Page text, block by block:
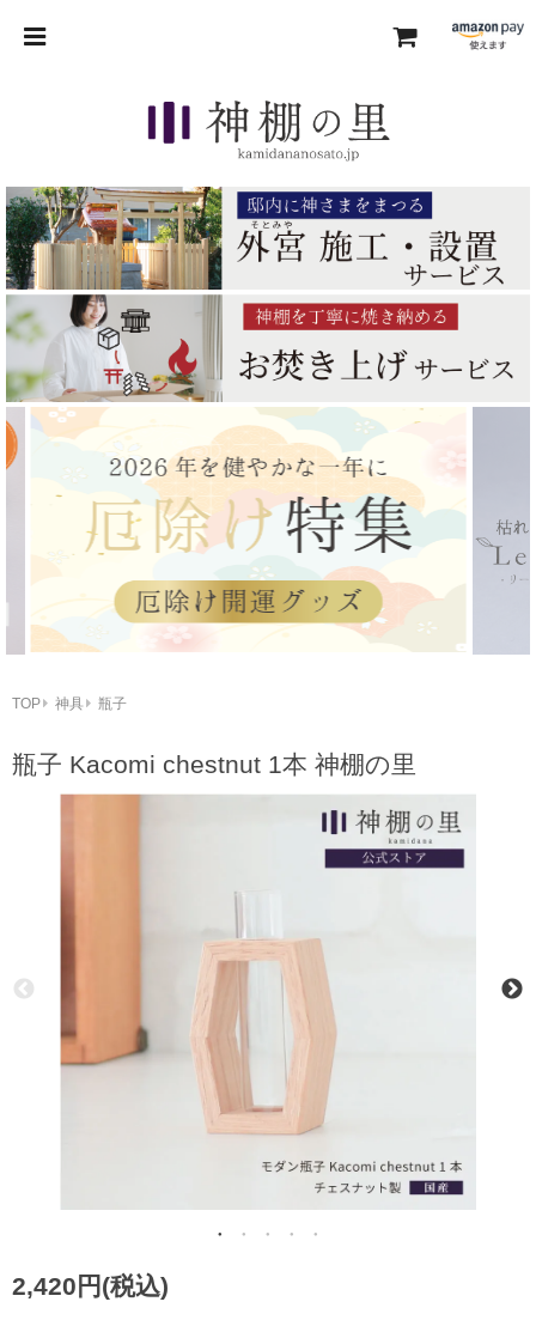
TOP 神具 瓶子
瓶子 Kacomi chestnut 1本 神棚の里
2,420円(税込)